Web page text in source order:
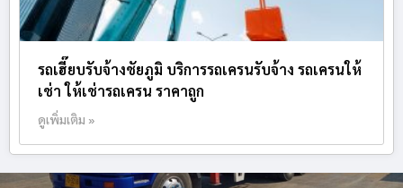
รถเฮี๊ยบรับจ้างชัยภูมิ บริการรถเครนรับจ้าง รถเครนให้
เช่า ให้เช่ารถเครน ราคาถูก
ดูเพิ่มเติม »